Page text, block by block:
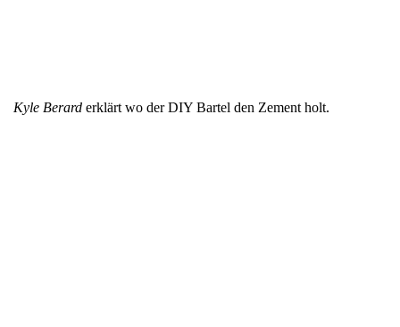
Kyle Berard erklärt wo der DIY Bartel den Zement holt.